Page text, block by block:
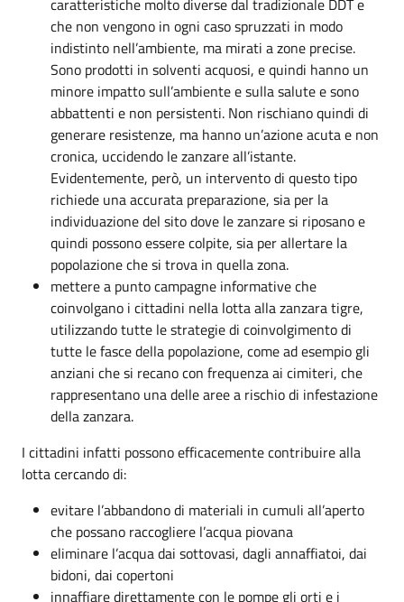
che non vengono in ogni caso spruzzati in modo
indistinto nell’ambiente, ma mirati a zone precise.
Sono prodotti in solventi acquosi, e quindi hanno un
minore impatto sull’ambiente e sulla salute e sono
abbattenti e non persistenti. Non rischiano quindi di
generare resistenze, ma hanno un’azione acuta e non
cronica, uccidendo le zanzare all’istante.
Evidentemente, però, un intervento di questo tipo
richiede una accurata preparazione, sia per la
individuazione del sito dove le zanzare si riposano e
quindi possono essere colpite, sia per allertare la
popolazione che si trova in quella zona.
mettere a punto campagne informative che
coinvolgano i cittadini nella lotta alla zanzara tigre,
utilizzando tutte le strategie di coinvolgimento di
tutte le fasce della popolazione, come ad esempio gli
anziani che si recano con frequenza ai cimiteri, che
rappresentano una delle aree a rischio di infestazione
della zanzara.
I cittadini infatti possono efficacemente contribuire alla
lotta cercando di:
evitare l’abbandono di materiali in cumuli all’aperto
che possano raccogliere l’acqua piovana
eliminare l’acqua dai sottovasi, dagli annaffiatoi, dai
bidoni, dai copertoni
innaffiare direttamente con le pompe gli orti e i